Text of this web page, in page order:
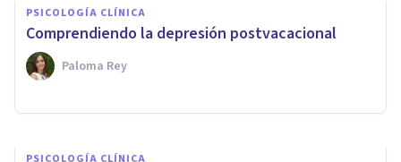
PSICOLOGÍA CLÍNICA
Comprendiendo la depresión postvacacional
Paloma Rey
​8 consejos para aliviar la
depresión
PSICOLOGÍA CLÍNICA